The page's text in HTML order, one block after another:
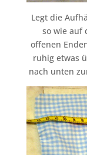
Legt die
so wie auf
offenen
ruhig etwas
nach unten